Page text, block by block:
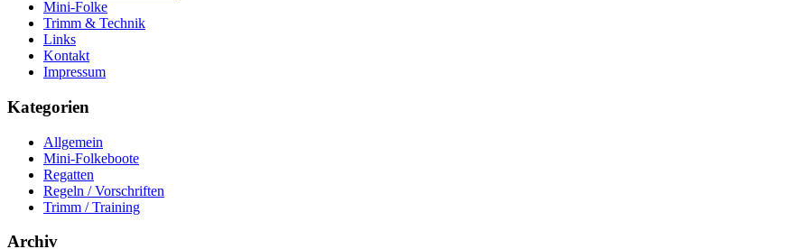
Mini-Folke
Trimm & Technik
Links
Kontakt
Impressum
Kategorien
Allgemein
Mini-Folkeboote
Regatten
Regeln / Vorschriften
Trimm / Training
Archiv